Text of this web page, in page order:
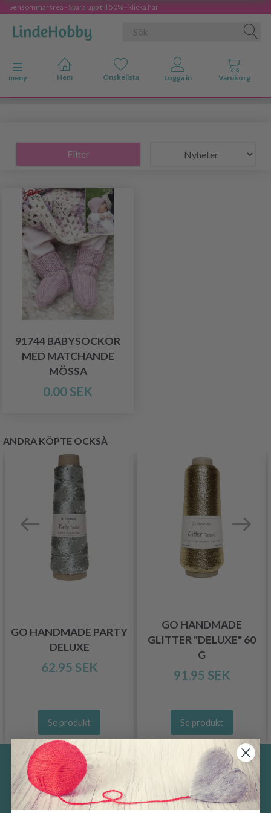
Sensommarsrea - Spara upp till 50% - klicka här
Ändra navigering
meny
Filter
91744 BABYSOCKOR
MED MATCHANDE
MÖSSA
0.00 SEK
ANDRA KÖPTE OCKSÅ
GO HANDMADE PARTY
DELUXE
62.95 SEK
Se produkt
GO HANDMADE
GLITTER "DELUXE" 60
G
91.95 SEK
Se produkt
Spara upp till 50%
Ta emot vårt gratis nyhetsbrev och få